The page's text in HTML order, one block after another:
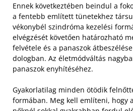
Ennek következtében beindul a
a fentebb említett tünetekhez
vékonybél szindróma kezelési
elvégzését követően határozható
felvétele és a panaszok
dologban. Az életmódváltás
panaszok enyhítéséhez.
Gyakorlatilag minden ötödik
formában. Meg kell említeni, hogy